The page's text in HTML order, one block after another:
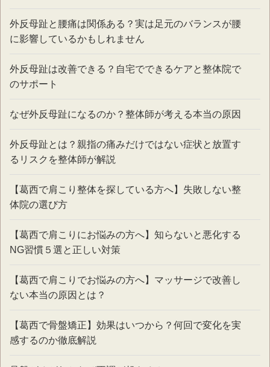
外反母趾と腰痛は関係ある？実は足元のバランスが腰
に影響しているかもしれません
外反母趾は改善できる？自宅でできるケアと整体院で
のサポート
なぜ外反母趾になるのか？整体師が考える本当の原因
外反母趾とは？親指の痛みだけではない症状と放置す
るリスクを整体師が解説
【葛西で肩こり整体を探している方へ】失敗しない整
体院の選び方
【葛西で肩こりにお悩みの方へ】知らないと悪化する
NG習慣５選と正しい対策
【葛西で肩こりでお悩みの方へ】マッサージで改善し
ない本当の原因とは？
【葛西で骨盤矯正】効果はいつから？何回で変化を実
感するのか徹底解説